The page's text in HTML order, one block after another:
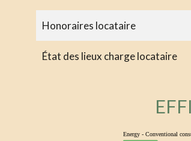
Honoraires locataire
État des lieux charge locataire